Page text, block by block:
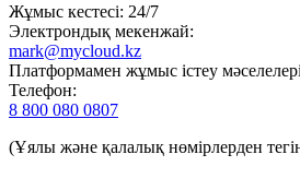
Жұмыс кестесі: 24/7
Электрондық мекенжай:
mark@mycloud.kz
Платформамен жұмыс істеу
Телефон:
8 800 080 0807
(Ұялы және қалалық нөмірлерден